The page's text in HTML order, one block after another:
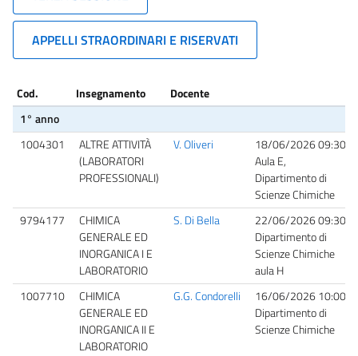
APPELLI STRAORDINARI E RISERVATI
Cod. Insegnamento
Docente
1° anno
1004301
ALTRE ATTIVITÀ
(LABORATORI
PROFESSIONALI)
V. Oliveri
18/06/2026 09:30
Aula E,
Dipartimento di
Scienze Chimiche
9794177
CHIMICA
GENERALE ED
INORGANICA I E
LABORATORIO
S. Di Bella
22/06/2026 09:30
Dipartimento di
Scienze Chimiche
aula H
1007710
CHIMICA
GENERALE ED
INORGANICA II E
LABORATORIO
G.G. Condorelli
16/06/2026 10:00
Dipartimento di
Scienze Chimiche